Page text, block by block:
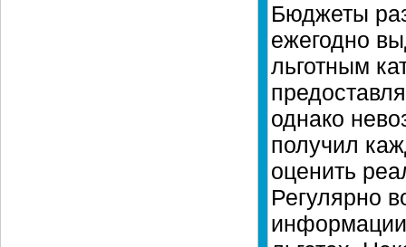
Бюджеты
ежегодно
льготным
однако
получил
оценить
Регулярно